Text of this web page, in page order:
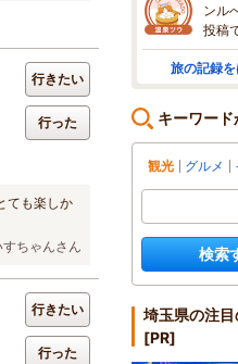
行きたい
行った
ても楽しか
ちゃんさん
行きたい
行った
ンル
投稿
旅の記録
キーワー
観光 グルメ
検索
埼玉県の注
[PR]